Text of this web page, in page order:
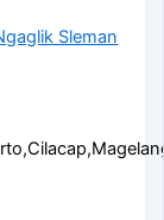
Sleman